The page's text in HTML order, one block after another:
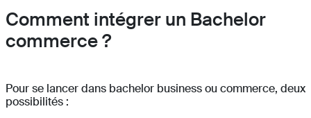
Comment intégrer un Bachelor
commerce ?
Pour se lancer dans bachelor business ou commerce, deux
possibilités :